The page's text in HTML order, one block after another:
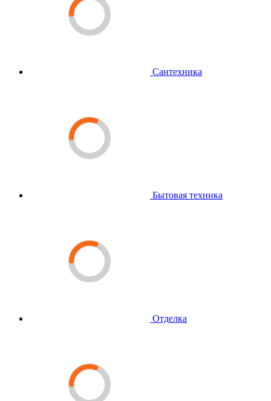
Сантехника
Бытовая техника
Отделка